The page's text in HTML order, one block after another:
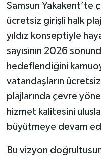
Samsun Yakakent’te
ücretsiz girişli halk
yıldız konseptiyle
sayısının 2026
hedeflendiğini
vatandaşların
plajlarında çevre
hizmet kalitesini
büyütmeye devam
Bu vizyon